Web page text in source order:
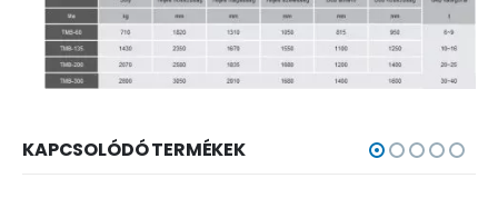
KAPCSOLÓDÓ TERMÉKEK